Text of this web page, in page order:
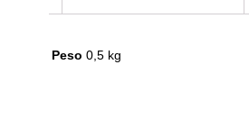
Peso 0,5 kg